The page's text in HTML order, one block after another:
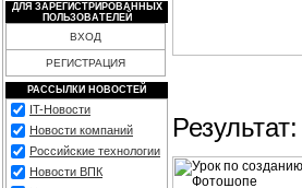
ДЛЯ ЗАРЕГИСТРИРОВАННЫХ
ПОЛЬЗОВАТЕЛЕЙ
ВХОД
РЕГИСТРАЦИЯ
РАССЫЛКИ НОВОСТЕЙ
IT-Новости
Новости компаний
Российские технологии
Новости ВПК
Результат: